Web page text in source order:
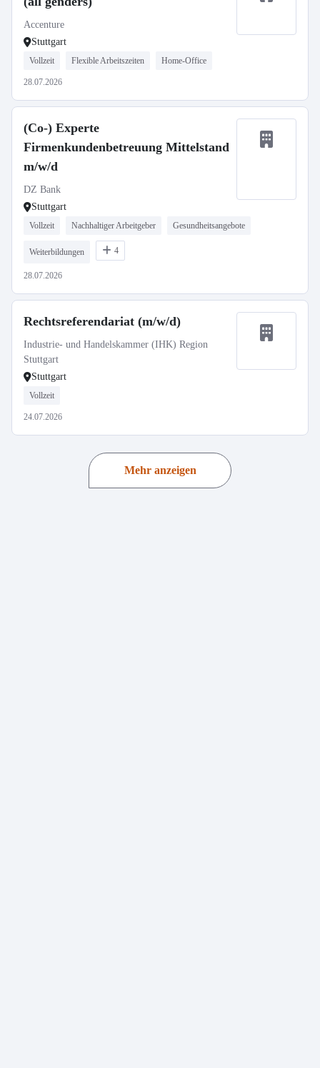
Accenture
Stuttgart
Vollzeit Flexible Arbeitszeiten Home-Office
28.07.2026
(Co-) Experte
Firmenkundenbetreuung Mittelstand
m/w/d
DZ Bank
Stuttgart
Vollzeit Nachhaltiger Arbeitgeber Gesundheitsangebote
Weiterbildungen 4
28.07.2026
Rechtsreferendariat (m/w/d)
Industrie- und Handelskammer (IHK) Region
Stuttgart
Stuttgart
Vollzeit
24.07.2026
Mehr anzeigen